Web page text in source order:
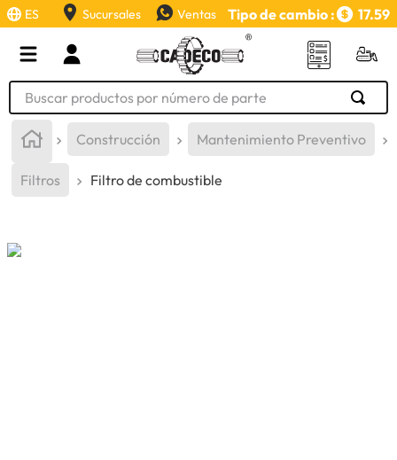
ES Sucursales Ventas Tipo de cambio : 17.59
Buscar productos por número de parte
Construcción Mantenimiento Preventivo
Filtros Filtro de combustible
TÉRMINOS MÁS BUSCADOS
.
aceite